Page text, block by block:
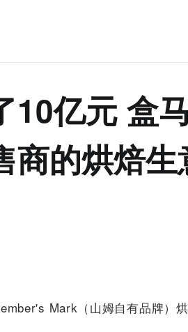
10亿元 盒
的烘焙生
Mark（山姆自有品牌）烘